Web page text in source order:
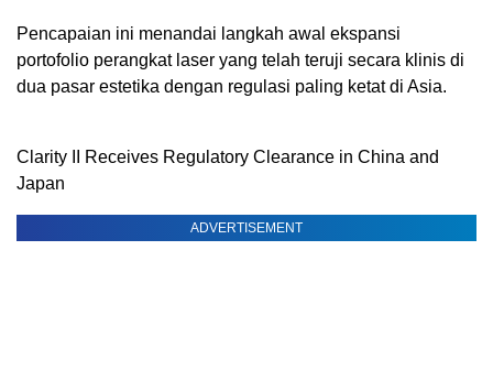
Pencapaian ini menandai langkah awal ekspansi
portofolio perangkat laser yang telah teruji secara klinis di
dua pasar estetika dengan regulasi paling ketat di Asia.
Clarity II Receives Regulatory Clearance in China and
Japan
ADVERTISEMENT